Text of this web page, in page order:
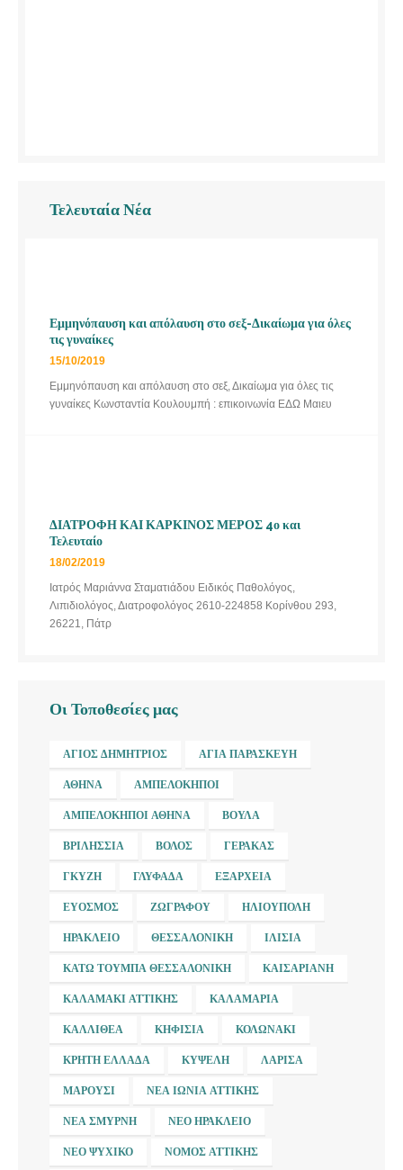
Τελευταία Νέα
Εμμηνόπαυση και απόλαυση στο σεξ-Δικαίωμα για όλες
τις γυναίκες
15/10/2019
Εμμηνόπαυση και απόλαυση στο σεξ, Δικαίωμα για όλες τις
γυναίκες Κωνσταντία Κουλουμπή : επικοινωνία ΕΔΩ Μαιευ
ΔΙΑΤΡΟΦΗ ΚΑΙ ΚΑΡΚΙΝΟΣ ΜΕΡΟΣ 4ο και
Τελευταίο
18/02/2019
Ιατρός Μαριάννα Σταματιάδου Ειδικός Παθολόγος,
Λιπιδιολόγος, Διατροφολόγος 2610-224858 Κορίνθου 293,
26221, Πάτρ
Οι Τοποθεσίες μας
ΆΓΙΟΣ ΔΗΜΉΤΡΙΟΣ ΑΓΊΑ ΠΑΡΑΣΚΕΥΉ
ΑΘΉΝΑ ΑΜΠΕΛΌΚΗΠΟΙ
ΑΜΠΕΛΌΚΗΠΟΙ ΑΘΉΝΑ ΒΟΎΛΑ
ΒΡΙΛΉΣΣΙΑ ΒΌΛΟΣ ΓΈΡΑΚΑΣ
ΓΚΎΖΗ ΓΛΥΦΆΔΑ ΕΞΆΡΧΕΙΑ
ΕΎΟΣΜΟΣ ΖΩΓΡΆΦΟΥ ΗΛΙΟΎΠΟΛΗ
ΗΡΆΚΛΕΙΟ ΘΕΣΣΑΛΟΝΊΚΗ ΙΛΊΣΙΑ
ΚΆΤΩ ΤΟΎΜΠΑ ΘΕΣΣΑΛΟΝΊΚΗ ΚΑΙΣΑΡΙΑΝΉ
ΚΑΛΑΜΆΚΙ ΑΤΤΙΚΉΣ ΚΑΛΑΜΑΡΙΆ
ΚΑΛΛΙΘΈΑ ΚΗΦΙΣΙΆ ΚΟΛΩΝΆΚΙ
ΚΡΉΤΗ ΕΛΛΆΔΑ ΚΥΨΈΛΗ ΛΆΡΙΣΑ
ΜΑΡΟΎΣΙ ΝΈΑ ΙΩΝΊΑ ΑΤΤΙΚΉΣ
ΝΈΑ ΣΜΎΡΝΗ ΝΈΟ ΗΡΆΚΛΕΙΟ
ΝΈΟ ΨΥΧΙΚΌ ΝΟΜΌΣ ΑΤΤΙΚΉΣ